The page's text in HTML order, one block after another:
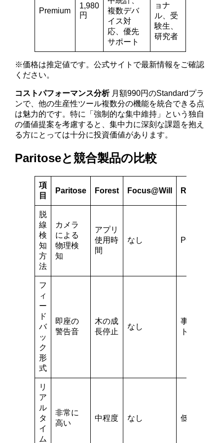
Premium
1,980
円
複数デバ
イス対
応、優先
サポート
ョナ
ル、受
験生、
研究者
※価格は推定値です。公式サイトで最新情報をご確認
ください。
コストパフォーマンス分析月額990円のStandardプラ
ンで、他の生産性ツール複数分の機能を統合できる点
は魅力的です。特に「強制的な集中維持」という独自
の価値提案を考慮すると、集中力に深刻な課題を抱え
る方にとっては十分に投資価値があります。
Paritoseと競合製品の比較
項
目
Paritose Forest Focus@Will
脱
線
検
知
方
法
カメラ
による
物理検
知
アプリ
使用時
間
なし PC使用状
フ
ィ
ー
ド
バ
ッ
ク
形
式
即座の
警告音
木の成
長停止
なし
事後レポー
ト
リ
ア
ル
タ
イ
ム
非常に
高い
中程度 なし 低い